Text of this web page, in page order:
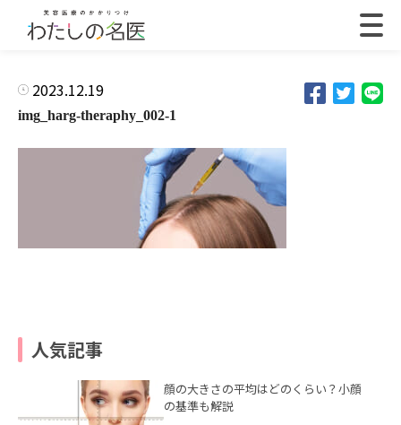
2023.12.19
img_harg-theraphy_002-1
人気記事
顔の大きさの平均はどのくらい？小顔
の基準も解説